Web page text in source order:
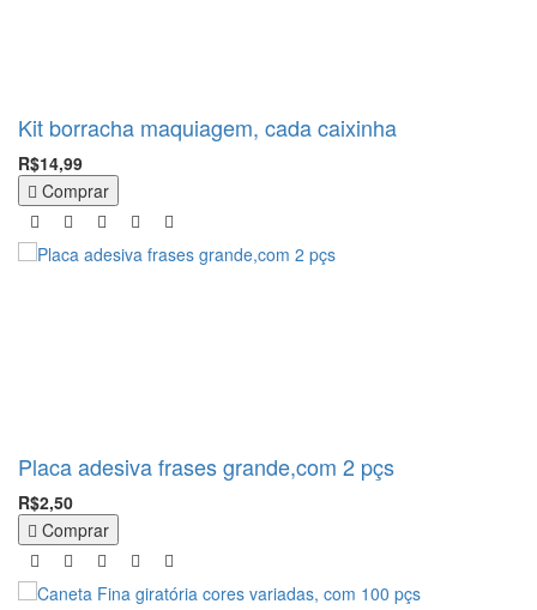
Kit borracha maquiagem, cada caixinha
R$14,99
Comprar
Placa adesiva frases grande,com 2 pçs
R$2,50
Comprar